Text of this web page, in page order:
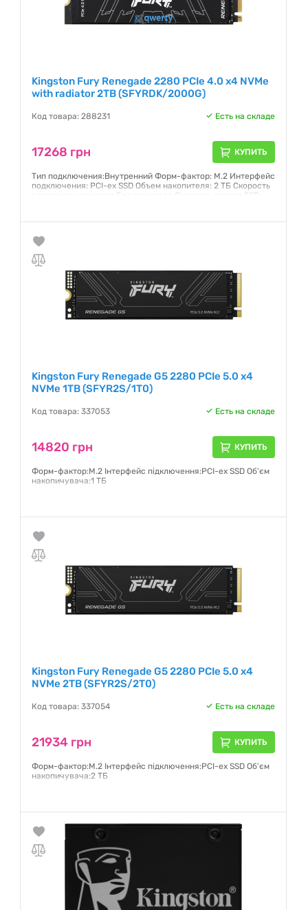
Kingston Fury Renegade 2280 PCIe 4.0 x4 NVMe
with radiator 2TB (SFYRDK/2000G)
Код товара: 288231 Есть на складе
17268 грн КУПИТЬ
Тип подключения:Внутренний Форм-фактор: M.2 Интерфейс
подключения: PCI-ex SSD Объем накопителя: 2 ТБ Скорость
вращения шпинделя:Без шпинделя Скорость записи SSD:
Гарантия:5 лет
Kingston Fury Renegade G5 2280 PCIe 5.0 x4
NVMe 1TB (SFYR2S/1T0)
Код товара: 337053 Есть на складе
14820 грн КУПИТЬ
Форм-фактор:M.2 Інтерфейс підключення:PCI-ex SSD Об'єм
накопичувача:1 ТБ
Kingston Fury Renegade G5 2280 PCIe 5.0 x4
NVMe 2TB (SFYR2S/2T0)
Код товара: 337054 Есть на складе
21934 грн КУПИТЬ
Форм-фактор:M.2 Інтерфейс підключення:PCI-ex SSD Об'єм
накопичувача:2 ТБ